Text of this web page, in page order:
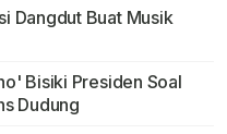
Dangdut Buat Musik
Bisiki Presiden Soal
Dudung